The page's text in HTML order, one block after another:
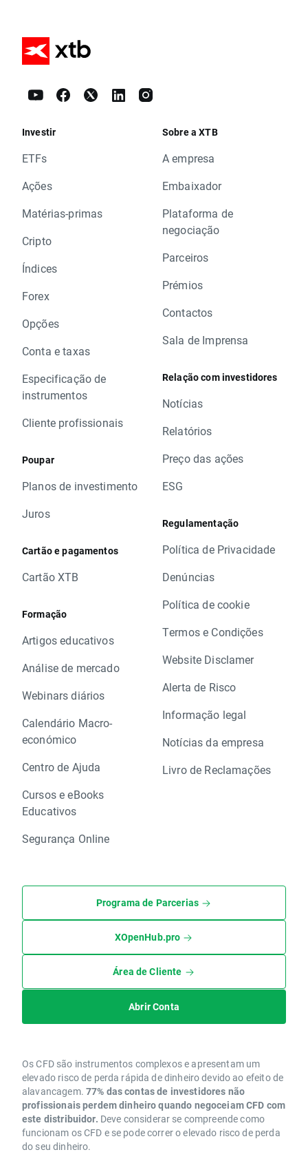
Investir
ETFs
Ações
Matérias-primas
Cripto
Índices
Forex
Opções
Conta e taxas
Especificação de
instrumentos
Cliente profissionais
Poupar
Planos de investimento
Juros
Cartão e pagamentos
Cartão XTB
Formação
Artigos educativos
Análise de mercado
Webinars diários
Calendário Macro-
económico
Centro de Ajuda
Cursos e eBooks
Educativos
Segurança Online
Sobre a XTB
A empresa
Embaixador
Plataforma de
negociação
Parceiros
Prémios
Contactos
Sala de Imprensa
Relação com investidores
Notícias
Relatórios
Preço das ações
ESG
Regulamentação
Política de Privacidade
Denúncias
Política de cookie
Termos e Condições
Website Disclamer
Alerta de Risco
Informação legal
Notícias da empresa
Livro de Reclamações
Programa de Parcerias
XOpenHub.pro
Área de Cliente
Abrir Conta
Os CFD são instrumentos complexos e apresentam um
elevado risco de perda rápida de dinheiro devido ao efeito de
alavancagem. 77% das contas de investidores não
profissionais perdem dinheiro quando negoceiam CFD com
este distribuidor. Deve considerar se compreende como
funcionam os CFD e se pode correr o elevado risco de perda
do seu dinheiro.